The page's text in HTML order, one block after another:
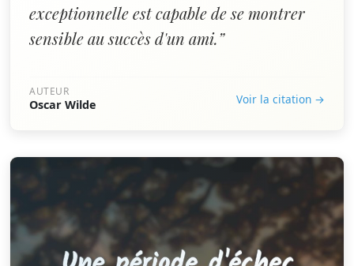
exceptionnelle est capable de se montrer
sensible au succès d'un ami.”
AUTEUR
Oscar Wilde Voir la citation →